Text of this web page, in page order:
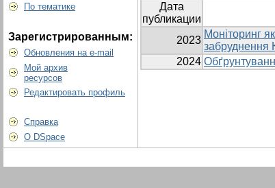
По тематике
Зарегистрированным:
Обновления на e-mail
Мой архив
ресурсов
Редактировать профиль
Справка
О DSpace
Дата
публикации
2023
Моніторинг
забруднення
2024